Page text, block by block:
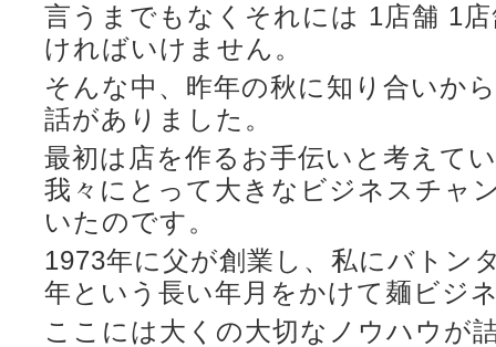
言うまでもなくそれには 1店舗 1
ければいけません。
そんな中、昨年の秋に知り合いか
話がありました。
最初は店を作るお手伝いと考えて
我々にとって大きなビジネスチャ
いたのです。
1973年に父が創業し、私にバトン
年という長い年月をかけて麺ビジ
ここには大くの大切なノウハウが